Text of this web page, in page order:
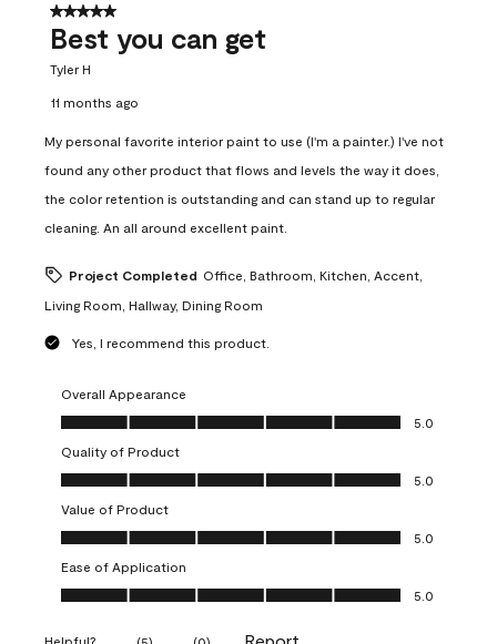
5 out of 5 stars.
Best you can get
Tyler H
11 months ago
My personal favorite interior paint to use (I'm a painter.) I've not
found any other product that flows and levels the way it does,
the color retention is outstanding and can stand up to regular
cleaning. An all around excellent paint.
Project Completed Office, Bathroom, Kitchen, Accent,
Living Room, Hallway, Dining Room
Yes, I recommend this product.
Overall Appearance
Overall Appearance, 5.0 out of 5
5.0
Quality of Product
Quality of Product, 5.0 out of 5
5.0
Value of Product
Value of Product, 5.0 out of 5
5.0
Ease of Application
Ease of Application, 5.0 out of 5
5.0
Helpful?